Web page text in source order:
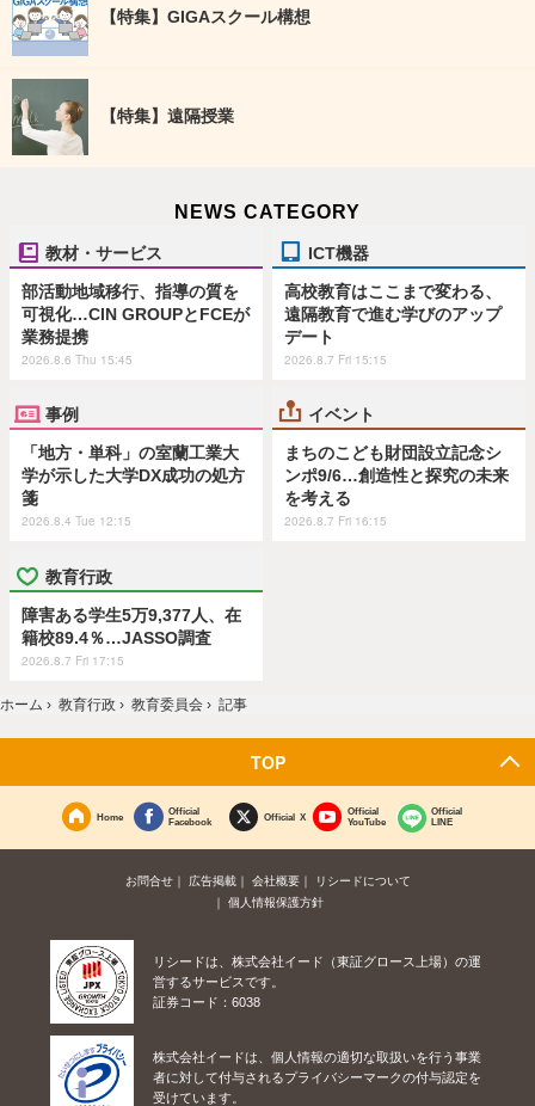
【特集】GIGAスクール構想
【特集】遠隔授業
NEWS CATEGORY
教材・サービス
部活動地域移行、指導の質を
可視化…CIN GROUPとFCEが
業務提携
2026.8.6 Thu 15:45
ICT機器
高校教育はここまで変わる、
遠隔教育で進む学びのアップ
デート
2026.8.7 Fri 15:15
事例
「地方・単科」の室蘭工業大
学が示した大学DX成功の処方
箋
2026.8.4 Tue 12:15
イベント
まちのこども財団設立記念シ
ンポ9/6…創造性と探究の未来
を考える
2026.8.7 Fri 16:15
教育行政
障害ある学生5万9,377人、在
籍校89.4％…JASSO調査
2026.8.7 Fri 17:15
ホーム › 教育行政 › 教育委員会 › 記事
TOP
Home
Official
Facebook
Official X
Official
YouTube
Official
LINE
お問合せ 広告掲載 会社概要
リシードについて
個人情報保護方針
リシードは、株式会社イード（東証グロース上場）の運
営するサービスです。
証券コード：6038
株式会社イードは、個人情報の適切な取扱いを行う事業
者に対して付与されるプライバシーマークの付与認定を
受けています。